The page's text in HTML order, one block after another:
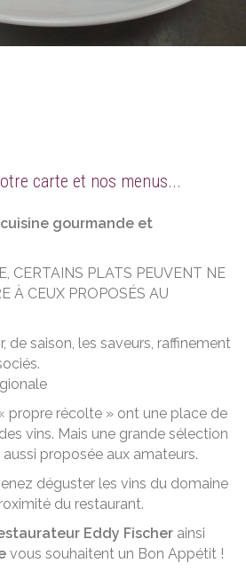
carte et nos menus...
gourmande et
CERTAINS PLATS PEUVENT NE
À CEUX PROPOSÉS AU
de saison, les saveurs, raffinement
propre récolte » ont une place de
vins. Mais une grande sélection
proposée aux amateurs.
déguster les vins du domaine
du restaurant.
Eddy Fischer ainsi
vous souhaitent un Bon Appétit !